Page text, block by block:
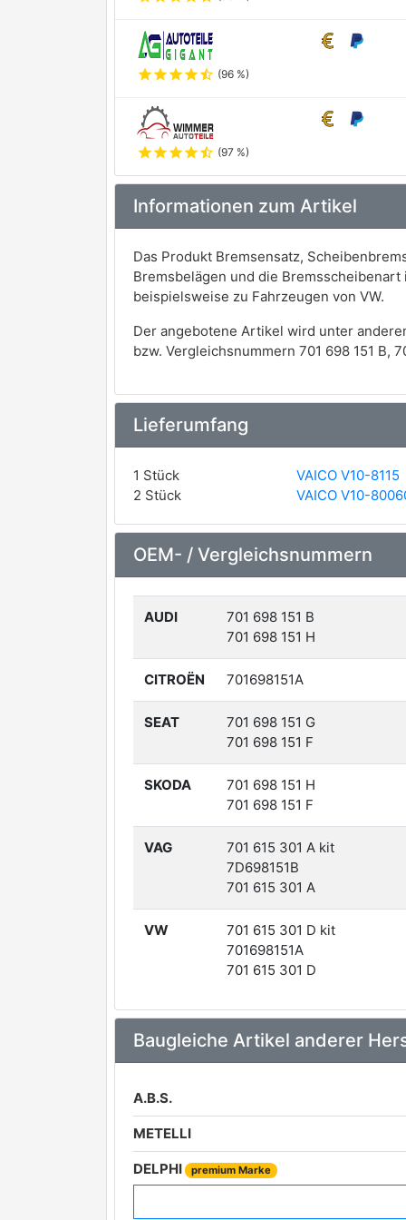
starstarstarstarstar_half (96 %)
starstarstarstarstar_half (97 %)
Informationen zum Artikel
Das Produkt Bremsensatz,
Bremsbelägen und die
beispielsweise zu Fahrzeugen von VW.
Der angebotene Artikel wird unter
bzw. Vergleichsnummern 701 698 151 B,
Lieferumfang
1 Stück VAICO V10-8115
2 Stück
VAICO V10-
OEM- / Vergleichsnummern
AUDI 701 698 151 B
701 698 151 H
CITROËN 701698151A
SEAT 701 698 151 G
701 698 151 F
SKODA 701 698 151 H
701 698 151 F
VAG 701 615 301 A kit
7D698151B
701 615 301 A
VW 701 615 301 D kit
701698151A
701 615 301 D
Baugleiche Artikel anderer
A.B.S.
METELLI
DELPHI premium Marke